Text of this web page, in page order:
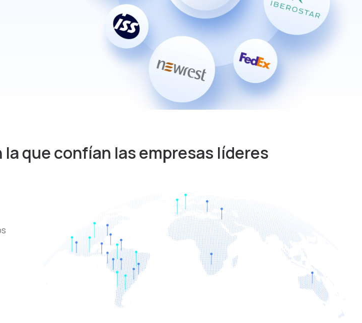
que confían las empresas líderes